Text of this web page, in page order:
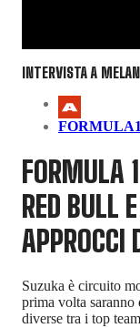
INTERVISTA A
FORMULA1
FORMULA
RED BULL
APPROCCI
Suzuka è circuito
prima volta
diverse tra i top